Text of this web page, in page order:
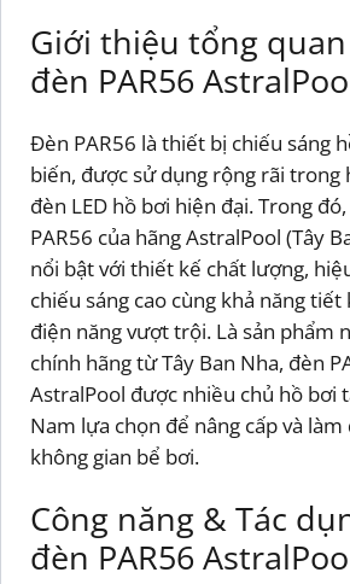
Giới thiệu tổng
đèn PAR56
Đèn PAR56 là thiết bị chiếu sáng
biến, được sử dụng rộng rãi trong
đèn LED hồ bơi hiện đại. Trong
PAR56 của hãng AstralPool (Tây
nổi bật với thiết kế chất lượng,
chiếu sáng cao cùng khả năng tiết
điện năng vượt trội. Là sản phẩm
chính hãng từ Tây Ban Nha, đèn
AstralPool được nhiều chủ hồ bơi
Nam lựa chọn để nâng cấp và làm
không gian bể bơi.
Công năng & Tác
đèn PAR56